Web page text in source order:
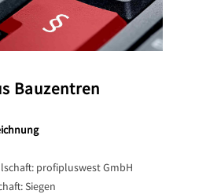
Bauzentren
profipluswest GmbH
Siegen